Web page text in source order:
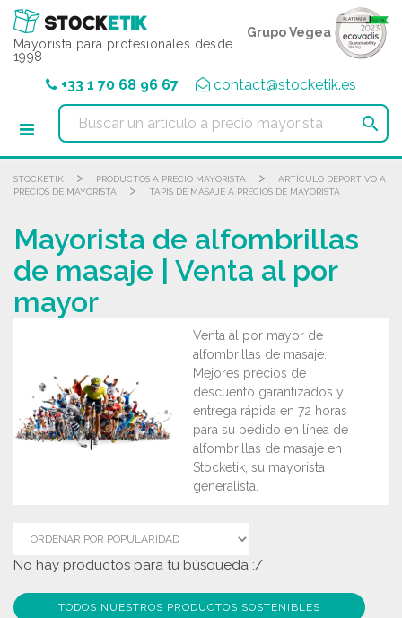
Mayorista para profesionales desde
1998
Grupo Vegea
+33 1 70 68 96 67 contact@stocketik.es

STOCKETIK > PRODUCTOS A PRECIO MAYORISTA >
ARTÍCULO DEPORTIVO A
PRECIOS DE MAYORISTA
> TAPIS DE MASAJE A PRECIOS DE MAYORISTA
Mayorista de alfombrillas
de masaje | Venta al por
mayor
Venta al por mayor de
alfombrillas de masaje.
Mejores precios de
descuento garantizados y
entrega rápida en 72 horas
para su pedido en línea de
alfombrillas de masaje en
Stocketik, su mayorista
generalista.
No hay productos para tu búsqueda :/
TODOS NUESTROS PRODUCTOS SOSTENIBLES
Panel de gestión de cookies